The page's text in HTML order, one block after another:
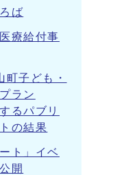
ば
療給付事
町子ども・
ラン
るパブリ
の結果
ト」イベ
開